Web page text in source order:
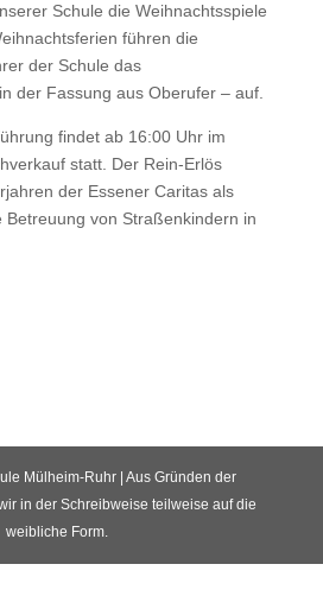
Schule die Weihnachtsspiele
führen die
der Schule das
der Fassung aus Oberufer – auf.
findet ab 16:00 Uhr im
statt. Der Rein-Erlös
der Essener Caritas als
Betreuung von Straßenkindern in
Mülheim-Ruhr | Aus Gründen der
in der Schreibweise teilweise auf die
weibliche Form.